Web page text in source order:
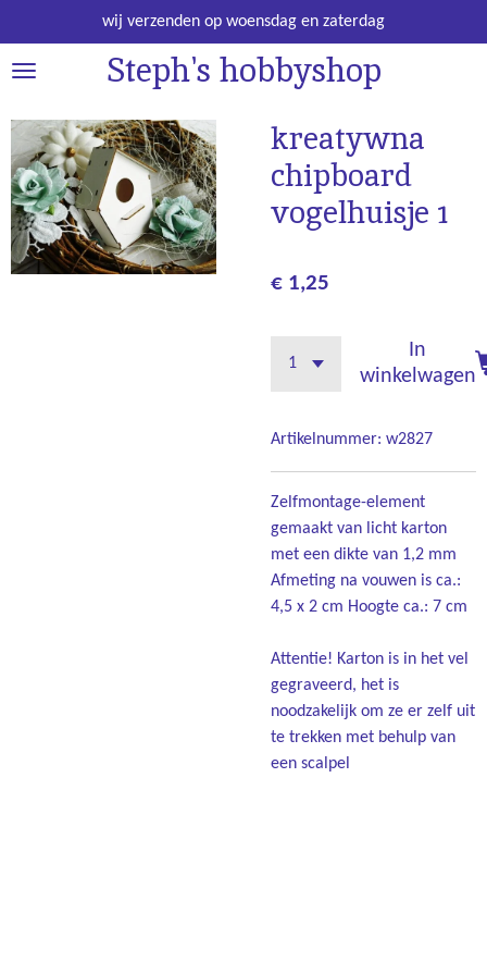
direct
naar
hoofdinhoud
Steph's hobbyshop
wij verzenden op woensdag en zaterdag
kreatywna
chipboard
vogelhuisje 1
€ 1,25
In
winkelwagen
Artikelnummer: w2827
Zelfmontage-element
gemaakt van licht karton
met een dikte van 1,2 mm
Afmeting na vouwen is ca.:
4,5 x 2 cm Hoogte ca.: 7 cm
Attentie! Karton is in het vel
gegraveerd, het is
noodzakelijk om ze er zelf uit
te trekken met behulp van
een scalpel